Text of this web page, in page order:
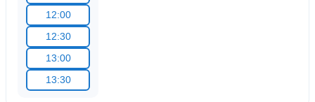
12:00
12:30
13:00
13:30